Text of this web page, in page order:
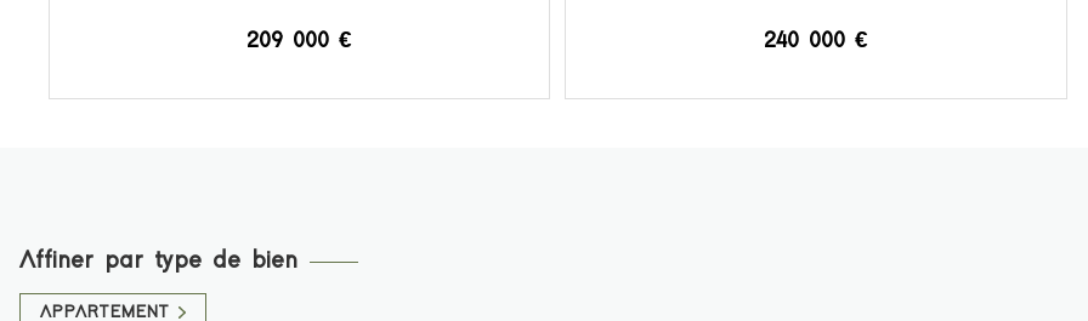
209 000 €
VOIR LE BIEN
240 000 €
VOIR LE BIEN
Affiner par type de bien
APPARTEMENT